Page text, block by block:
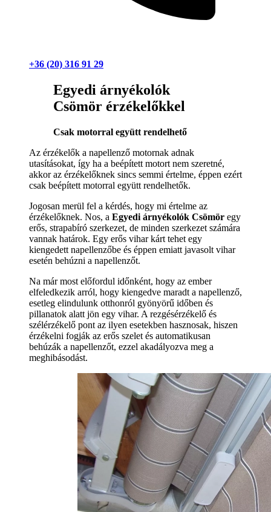
+36 (20) 316 91 29
Egyedi árnyékolók
Csömör érzékelőkkel
Csak motorral együtt rendelhető
Az érzékelők a napellenző motornak adnak
utasításokat, így ha a beépített motort nem szeretné,
akkor az érzékelőknek sincs semmi értelme, éppen ezért
csak beépített motorral együtt rendelhetők.
Jogosan merül fel a kérdés, hogy mi értelme az
érzékelőknek. Nos, a Egyedi árnyékolók Csömör egy
erős, strapabíró szerkezet, de minden szerkezet számára
vannak határok. Egy erős vihar kárt tehet egy
kiengedett napellenzőbe és éppen emiatt javasolt vihar
esetén behúzni a napellenzőt.
Na már most előfordul időnként, hogy az ember
elfeledkezik arról, hogy kiengedve maradt a napellenző,
esetleg elindulunk otthonról gyönyörű időben és
pillanatok alatt jön egy vihar. A rezgésérzékelő és
szélérzékelő pont az ilyen esetekben hasznosak, hiszen
érzékelni fogják az erős szelet és automatikusan
behúzák a napellenzőt, ezzel akadályozva meg a
meghibásodást.